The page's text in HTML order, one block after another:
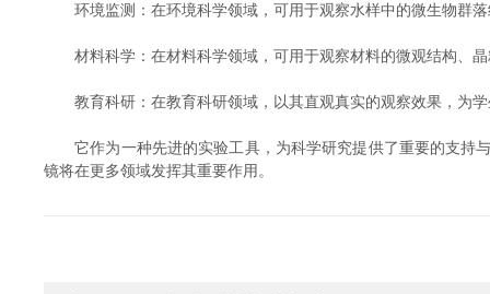
环境监测：在环境科学领域，可用于观察水样中的微生物群落
材料科学：在材料科学领域，可用于观察材料的微观结构、晶
教育科研：在教育科研领域，以其直观真实的观察效果，为学
它作为一种先进的实验工具，为科学研究提供了重要的支持与
镜将在更多领域发挥其重要作用。